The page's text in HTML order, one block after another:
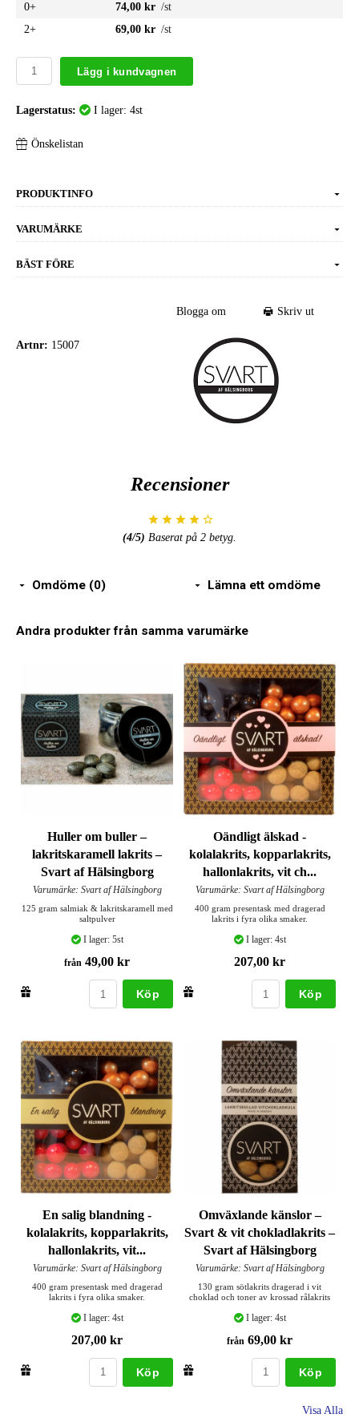
0+ 74,00 kr /st
2+
69,00 kr /st
Lägg i kundvagnen
Lagerstatus: I lager: 4st
Önskelistan
PRODUKTINFO
VARUMÄRKE
BÄST FÖRE
Blogga om Skriv ut
Artnr: 15007
Recensioner
(4/5) Baserat på 2 betyg.
Omdöme (0) Lämna ett omdöme
Andra produkter från samma varumärke
Huller om buller –
lakritskaramell lakrits –
Svart af Hälsingborg
Varumärke: Svart af Hälsingborg
125 gram salmiak & lakritskaramell med
saltpulver
I lager: 5st
från 49,00 kr
Köp
Oändligt älskad -
kolalakrits, kopparlakrits,
hallonlakrits, vit ch...
Varumärke: Svart af Hälsingborg
400 gram presentask med dragerad
lakrits i fyra olika smaker.
I lager: 4st
207,00 kr
Köp
En salig blandning -
kolalakrits, kopparlakrits,
hallonlakrits, vit...
Varumärke: Svart af Hälsingborg
400 gram presentask med dragerad
lakrits i fyra olika smaker.
I lager: 4st
207,00 kr
Köp
Omväxlande känslor –
Svart & vit chokladlakrits –
Svart af Hälsingborg
Varumärke: Svart af Hälsingborg
130 gram sötlakrits dragerad i vit
choklad och toner av krossad rålakrits
I lager: 4st
från 69,00 kr
Köp
Visa Alla